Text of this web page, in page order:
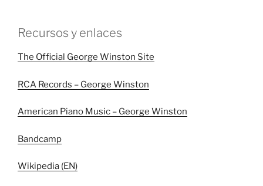
Recursos y enlaces
The Official George Winston Site
RCA Records – George Winston
American Piano Music – George Winston
Bandcamp
Wikipedia (EN)